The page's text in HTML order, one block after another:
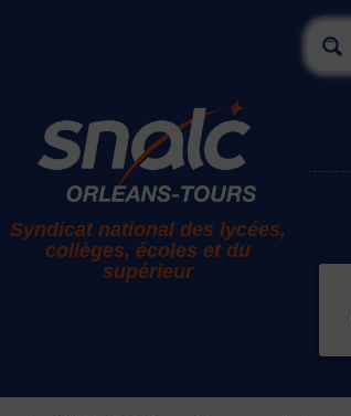
Syndicat national des lycées,
collèges, écoles et du
supérieur